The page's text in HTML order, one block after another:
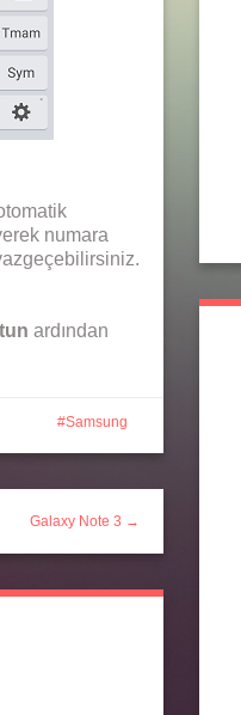
numara
ardından
Samsung
Galaxy Note 3 →